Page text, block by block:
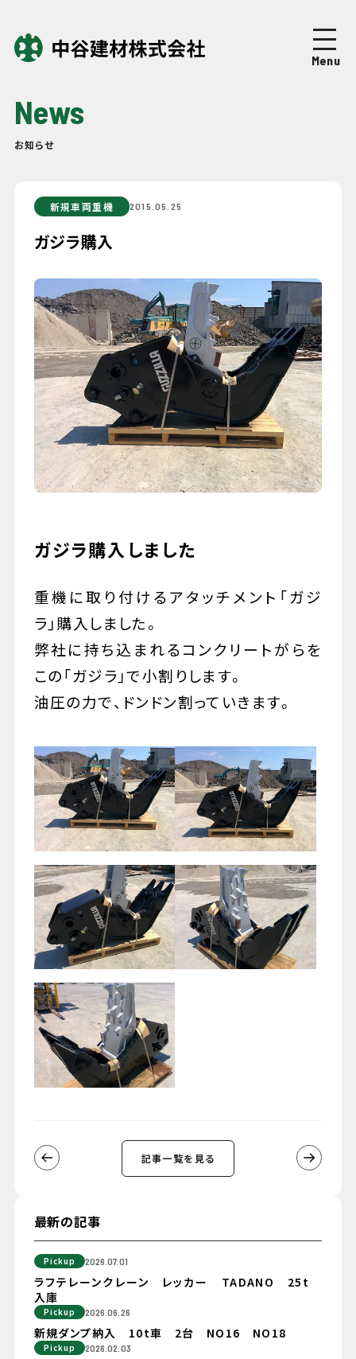
Menu
Business
Company企業情報
News
Recruit採用情報
079-447-4112
（受付時間 : 平日10:00〜17:00）
News
お知らせ
新規車両重機 2015.05.25
ガジラ購入
ガジラ購入しました
重機に取り付けるアタッチメント「ガジ
ラ」購入しました。
弊社に持ち込まれるコンクリートがらを
この「ガジラ」で小割りします。
油圧の力で、ドンドン割っていきます。
記事一覧を見る
最新の記事
Pickup 2026.07.01
ラフテレーンクレーン レッカー TADANO 25t
入庫
Pickup 2026.06.26
新規ダンプ納入 10t車 2台 NO16 NO18
Pickup 2026.02.03